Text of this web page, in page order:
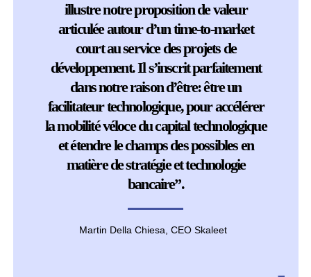
illustre notre proposition de valeur
articulée autour d’un time-to-market
court au service des projets de
développement. Il s’inscrit parfaitement
dans notre raison d’être: être un
facilitateur technologique, pour accélérer
la mobilité véloce du capital technologique
et étendre le champs des possibles en
matière de stratégie et technologie
bancaire”.
Martin Della Chiesa, CEO Skaleet